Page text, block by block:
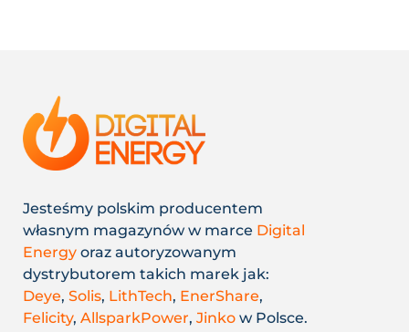
Jesteśmy polskim producentem
własnym magazynów w marce Digital
Energy oraz autoryzowanym
dystrybutorem takich marek jak:
Deye, Solis, LithTech, EnerShare,
Felicity, AllsparkPower, Jinko w Polsce.